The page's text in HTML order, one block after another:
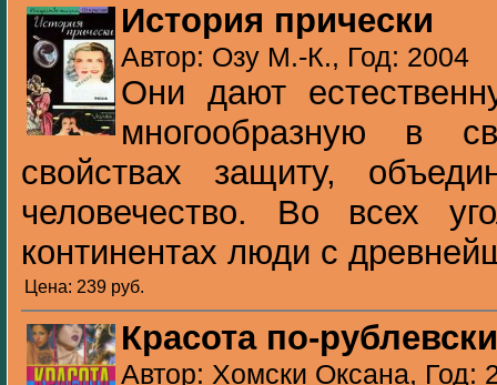
История прически
Автор: Озу М.-К., Год: 2004
Они дают
многообразную в
свойствах защиту,
человечество. Во всех
континентах люди с
Цена: 239 pуб.
Красота по-рублевски
Автор: Хомски Оксана, Год: